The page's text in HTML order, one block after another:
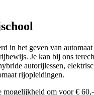
in het geven van
Je kan bij ons
autorijlessen,
rijopleidingen.
mogelijkheid om voor €